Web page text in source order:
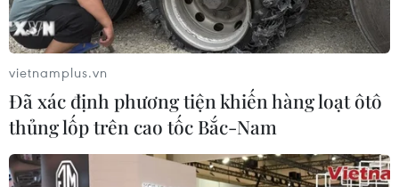
vietnamplus.vn
Đã xác định phương tiện khiến hàng loạt ôtô
thủng lốp trên cao tốc Bắc-Nam